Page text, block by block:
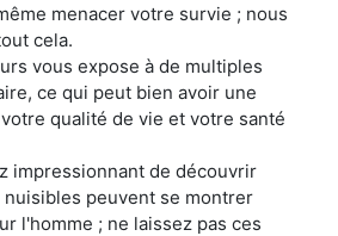
menacer votre survie ; nous
cela.
vous expose à de multiples
ce qui peut bien avoir une
qualité de vie et votre santé
impressionnant de découvrir
peuvent se montrer
l'homme ; ne laissez pas ces